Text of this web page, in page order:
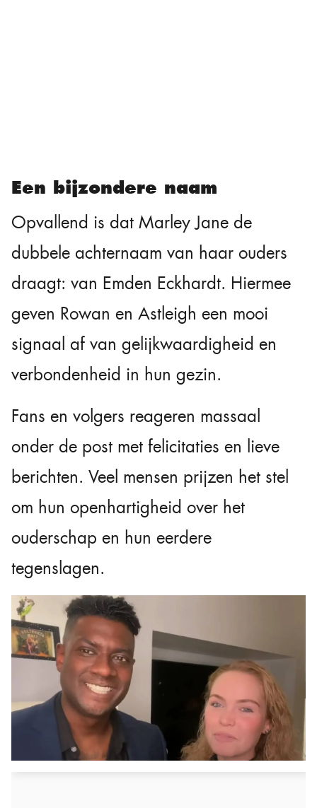
Een bijzondere naam
Opvallend is dat Marley Jane de
dubbele achternaam van haar ouders
draagt: van Emden Eckhardt. Hiermee
geven Rowan en Astleigh een mooi
signaal af van gelijkwaardigheid en
verbondenheid in hun gezin.
Fans en volgers reageren massaal
onder de post met felicitaties en lieve
berichten. Veel mensen prijzen het stel
om hun openhartigheid over het
ouderschap en hun eerdere
tegenslagen.